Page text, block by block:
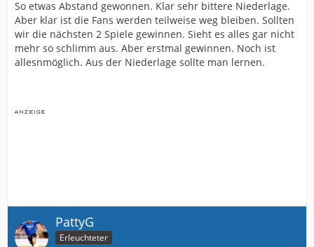
So etwas Abstand gewonnen. Klar sehr bittere Niederlage.
Aber klar ist die Fans werden teilweise weg bleiben. Sollten
wir die nächsten 2 Spiele gewinnen. Sieht es alles gar nicht
mehr so schlimm aus. Aber erstmal gewinnen. Noch ist
allesnmöglich. Aus der Niederlage sollte man lernen.
PattyG
Erleuchteter